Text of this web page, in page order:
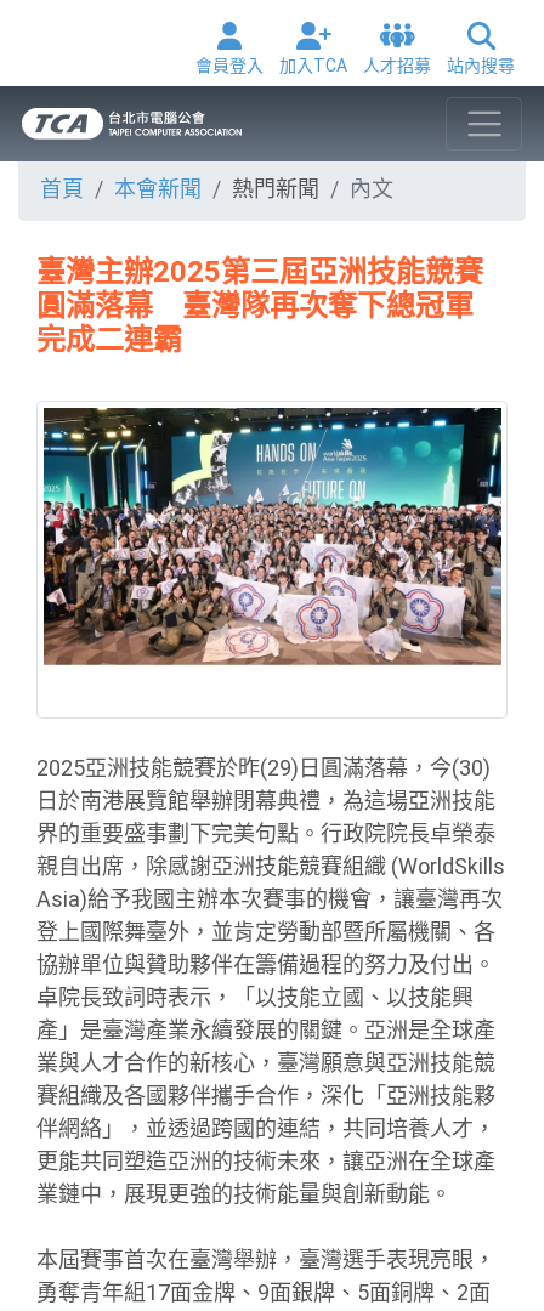
會員登入 加入TCA 人才招募 站內搜尋
首頁 本會新聞 熱門新聞 內文
臺灣主辦2025第三屆亞洲技能競賽
圓滿落幕 臺灣隊再次奪下總冠軍
完成二連霸
2025亞洲技能競賽於昨(29)日圓滿落幕，今(30)
日於南港展覽館舉辦閉幕典禮，為這場亞洲技能
界的重要盛事劃下完美句點。行政院院長卓榮泰
親自出席，除感謝亞洲技能競賽組織 (WorldSkills
Asia)給予我國主辦本次賽事的機會，讓臺灣再次
登上國際舞臺外，並肯定勞動部暨所屬機關、各
協辦單位與贊助夥伴在籌備過程的努力及付出。
卓院長致詞時表示，「以技能立國、以技能興
產」是臺灣產業永續發展的關鍵。亞洲是全球產
業與人才合作的新核心，臺灣願意與亞洲技能競
賽組織及各國夥伴攜手合作，深化「亞洲技能夥
伴網絡」，並透過跨國的連結，共同培養人才，
更能共同塑造亞洲的技術未來，讓亞洲在全球產
業鏈中，展現更強的技術能量與創新動能。
本屆賽事首次在臺灣舉辦，臺灣選手表現亮眼，
勇奪青年組17面金牌、9面銀牌、5面銅牌、2面